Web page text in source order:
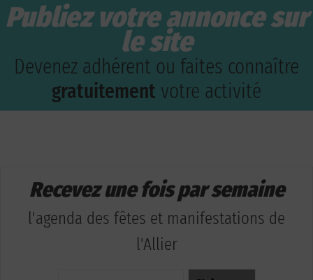
Publiez votre annonce sur
le site
Devenez adhérent ou faites connaître
gratuitement votre activité
Recevez une fois par semaine
l'agenda des fêtes et manifestations de
l'Allier